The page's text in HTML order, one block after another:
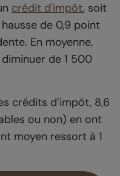
crédit d'impôt, soit
de 0,9 point
En moyenne,
de 1 500
crédits d’impôt, 8,6
ou non) en ont
moyen ressort à 1